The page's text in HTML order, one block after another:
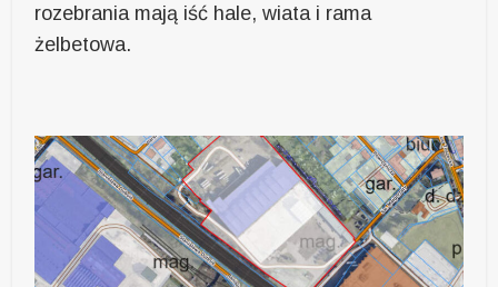
rozebrania mają iść hale, wiata i rama
żelbetowa.